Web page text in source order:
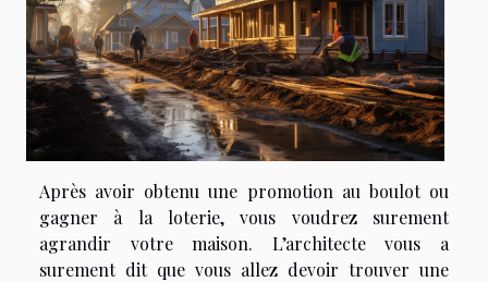
Après avoir obtenu une promotion au boulot ou
gagner à la loterie, vous voudrez surement
agrandir votre maison. L’architecte vous a
surement dit que vous allez devoir trouver une